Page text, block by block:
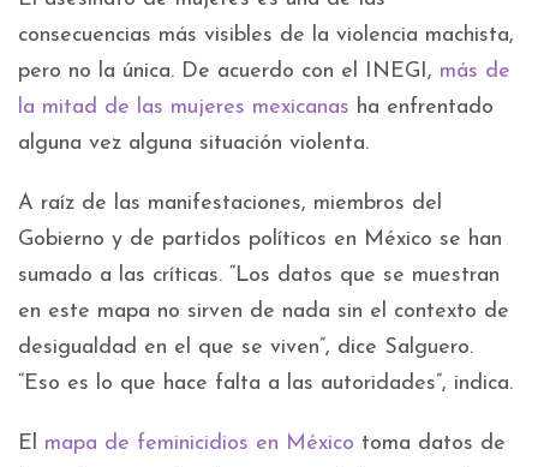
consecuencias más visibles de la violencia machista,
pero no la única. De acuerdo con el INEGI, más de
la mitad de las mujeres mexicanas ha enfrentado
alguna vez alguna situación violenta.
A raíz de las manifestaciones, miembros del
Gobierno y de partidos políticos en México se han
sumado a las críticas. “Los datos que se muestran
en este mapa no sirven de nada sin el contexto de
desigualdad en el que se viven”, dice Salguero.
“Eso es lo que hace falta a las autoridades”, indica.
El mapa de feminicidios en México toma datos de